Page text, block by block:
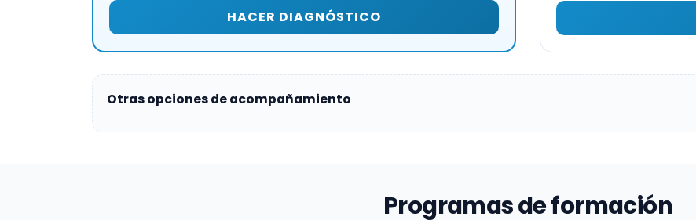
HACER DIAGNÓSTICO
Otras opciones de acompañamiento
Programas de formación